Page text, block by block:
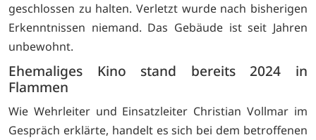
geschlossen zu halten. Verletzt wurde nach bisherigen
Erkenntnissen niemand. Das Gebäude ist seit Jahren
unbewohnt.
Ehemaliges Kino stand bereits 2024 in
Flammen
Wie Wehrleiter und Einsatzleiter Christian Vollmar im
Gespräch erklärte, handelt es sich bei dem betroffenen